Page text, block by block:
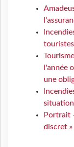
l'année
une
Portrait
discret »